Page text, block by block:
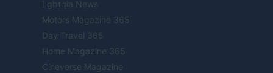
Lgbtqia News
Motors Magazine 365
Day Travel 365
Home Magazine 365
Cineverse Magazine